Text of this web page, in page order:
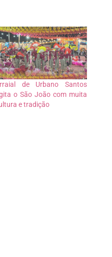
de Urbano Santos
o São João com muita
e tradição